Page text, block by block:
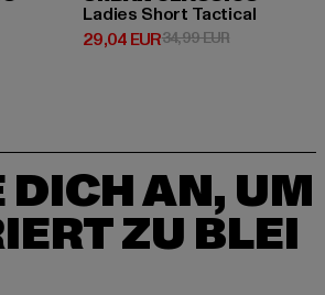
EUR 69,99 EUR
Ladies Short Tactical
29,04 EUR
Derzeitiger Preis: 29,04 EUR
34,99 EURAktionspreis:
DICH AN, UM
ZU BLEI